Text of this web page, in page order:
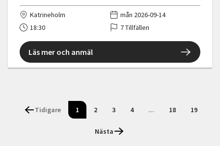
Katrineholm
mån 2026-09-14
18:30
7 Tillfällen
Läs mer och anmäl
Tidigare 1 2 3 4 ... 18 19
Nästa